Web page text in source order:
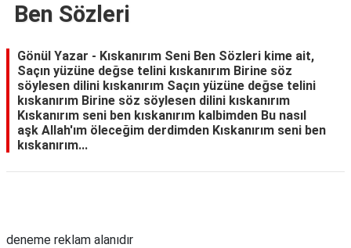
Ben Sözleri
Gönül Yazar - Kıskanırım Seni Ben Sözleri kime ait,
Saçın yüzüne değse telini kıskanırım Birine söz
söylesen dilini kıskanırım Saçın yüzüne değse telini
kıskanırım Birine söz söylesen dilini kıskanırım
Kıskanırım seni ben kıskanırım kalbimden Bu nasıl
aşk Allah'ım öleceğim derdimden Kıskanırım seni ben
kıskanırım...
deneme reklam alanıdır